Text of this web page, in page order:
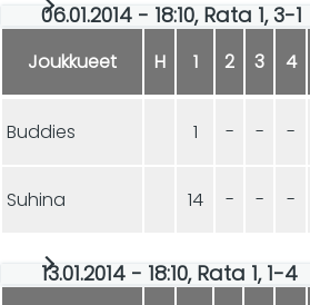
06.01.2014 - 18:10, Rata 1, 3-1
Joukkueet H 1 2 3 4
Buddies 1 - - -
Suhina 14 - - -
13.01.2014 - 18:10, Rata 1, 1-4